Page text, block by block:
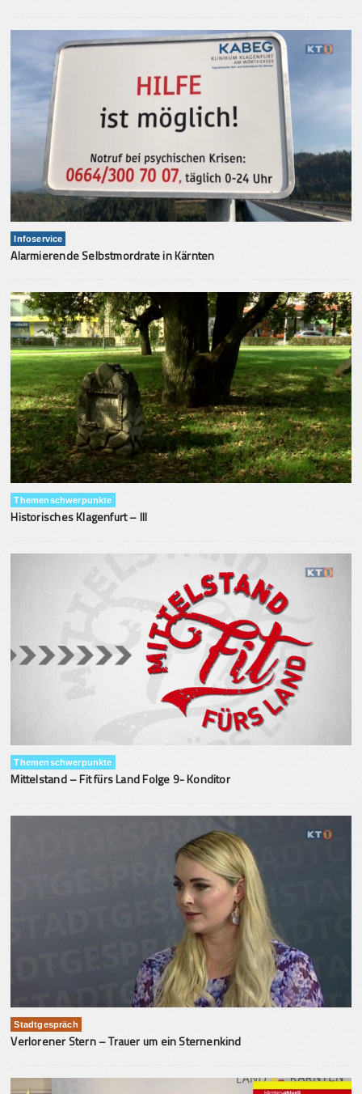
Infoservice
Alarmierende Selbstmordrate in Kärnten
Themenschwerpunkte
Historisches Klagenfurt – III
Themenschwerpunkte
Mittelstand – Fit fürs Land Folge 9- Konditor
Stadtgespräch
Verlorener Stern – Trauer um ein Sternenkind